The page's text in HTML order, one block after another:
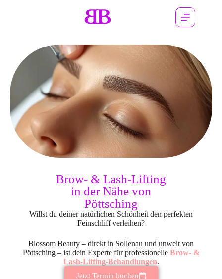
Brow- & Lash-Lifting
in der Nähe von
Pöttsching
Willst du deiner natürlichen Schönheit den perfekten
Feinschliff verleihen?
Blossom Beauty – direkt in Sollenau und unweit von
Pöttsching – ist dein Experte für professionelle Brow- &
Lash-Lifting-Behandlungen.
Jetzt Termin buchen